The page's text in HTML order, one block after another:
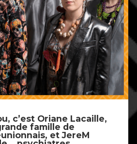
c’est Oriane Lacaille,
famille de
etJereM